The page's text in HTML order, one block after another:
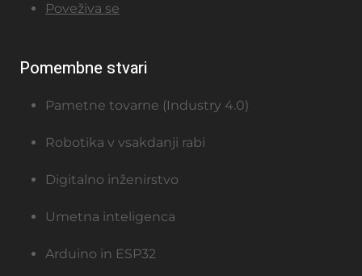
Poveživa se
Pomembne stvari
Pametne tovarne (Industry 4.0)
Robotika v vsakdanji rabi
Digitalno inženirstvo
Umetna inteligenca
Arduino in ESP32